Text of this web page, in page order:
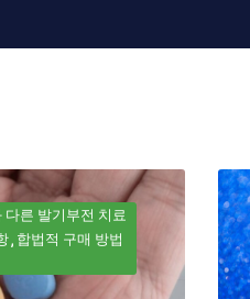
다른 발기부전 치료
합법적 구매 방법